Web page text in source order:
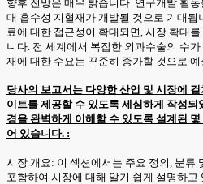
향후 전망은 매우 밝습니다. 연구개발 활
대 흡수성 지혈재가 개발될 것으로 기대됩
료에 대한 접근성이 확대되면, 시장 확대
니다. 전 세계에서 복잡한 외과수술의 수
재에 대한 수요는 꾸준히 증가할 것으로
당사의 보고서는 다양한 산업 및 시장에
이트를 제공할 수 있도록 세심하게 작성
경을 완벽하게 이해할 수 있도록 설계된
어 있습니다. :
시장 개요: 이 섹션에서는 주요 정의, 분류
포함하여 시장에 대해 알기 쉽게 설명하고